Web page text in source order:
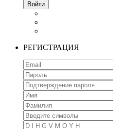
Войти
РЕГИСТРАЦИЯ